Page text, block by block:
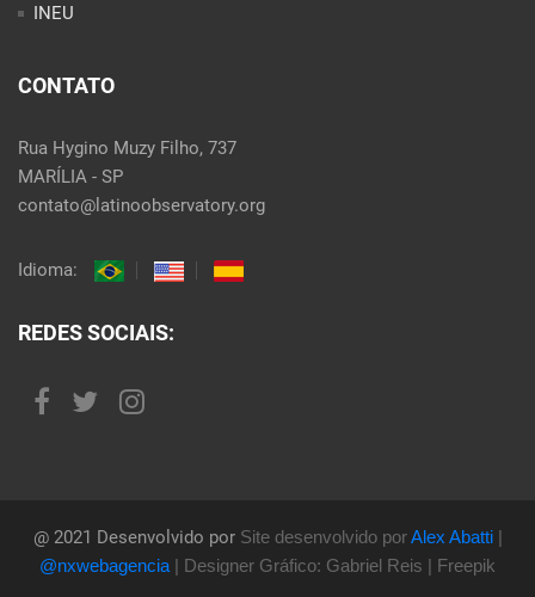
INEU
CONTATO
Rua Hygino Muzy Filho, 737
MARÍLIA - SP
contato@latinoobservatory.org
Idioma:
REDES SOCIAIS:
@ 2021 Desenvolvido porSite desenvolvido porAlex Abatti|
@nxwebagencia | Designer Gráfico: Gabriel Reis | Freepik